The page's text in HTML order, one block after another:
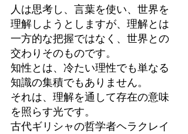
人は思考し、言葉を使い、世界を
理解しようとしますが、理解とは
一方的な把握ではなく、世界との
交わりそのものです。
知性とは、冷たい理性でも単なる
知識の集積でもありません。
それは、理解を通して存在の意味
を照らす光です。
古代ギリシャの哲学者ヘラクレイ